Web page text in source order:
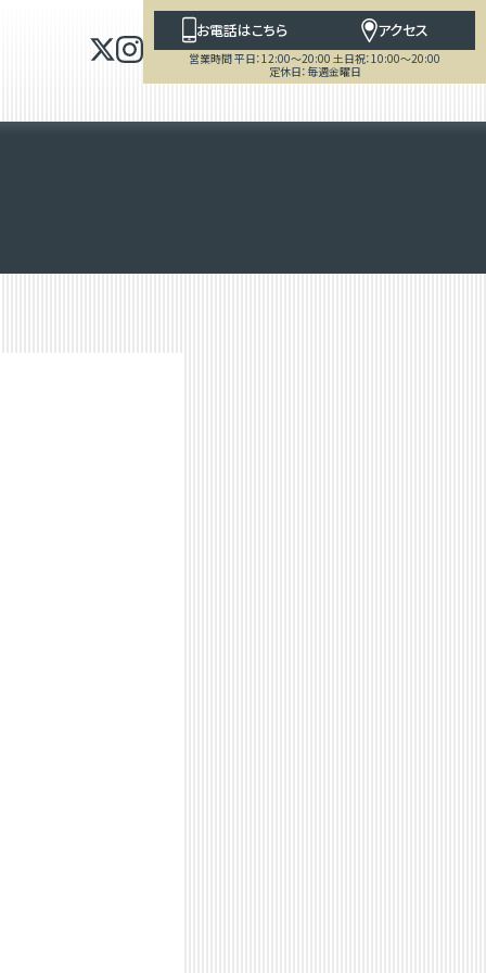
お電話はこちら アクセス
営業時間 平日：12:00～20:00 土日祝：10:00～20:00
定休日：毎週金曜日